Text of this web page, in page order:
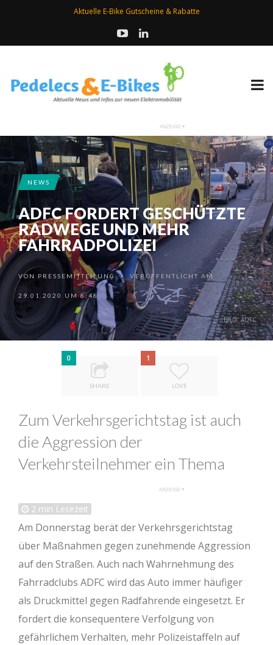
Aktuelle E-Bike Gutscheine & Rabatte
BILD: ADFC
NEWS
ADFC FORDERT GESCHÜTZTE
RADWEGE UND MEHR
FAHRRADPOLIZEI
VON PRESSEMITTEILUNG • VERÖFFENTLICHT AM
29.01.2020 UM 8:48
0
SHARE
1
LOVE
Zum Verkehrsgerichtstag ist auch
die Aggression der
Verkehrsteilnehmer ein Thema
2 min Lesezeit
Am Donnerstag berät der Verkehrsgerichtstag
über Maßnahmen gegen zunehmende Aggression
auf den Straßen. Auch nach Wahrnehmung des
Fahrradclubs ADFC wird das Auto immer häufiger
als Druckmittel gegen Radfahrende eingesetzt. Er
fordert die konsequentere Verfolgung von
gefährlichem Verhalten, mehr Polizeistaffeln auf